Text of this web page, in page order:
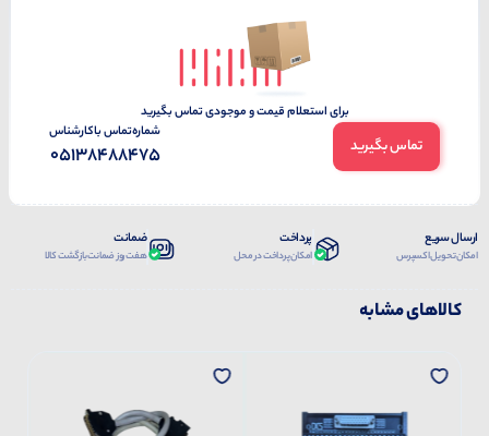
برای استعلام قیمت و موجودی تماس بگیرید
تماس بگیرید
شماره‌تماس‌ با‌کارشناس
05138488475
ارسال سریع
امکان تحویل اکسپرس
پرداخت
امکان پرداخت در محل
ضمانت
هفت روز ضمانت بازگشت کالا
کالاهای مشابه